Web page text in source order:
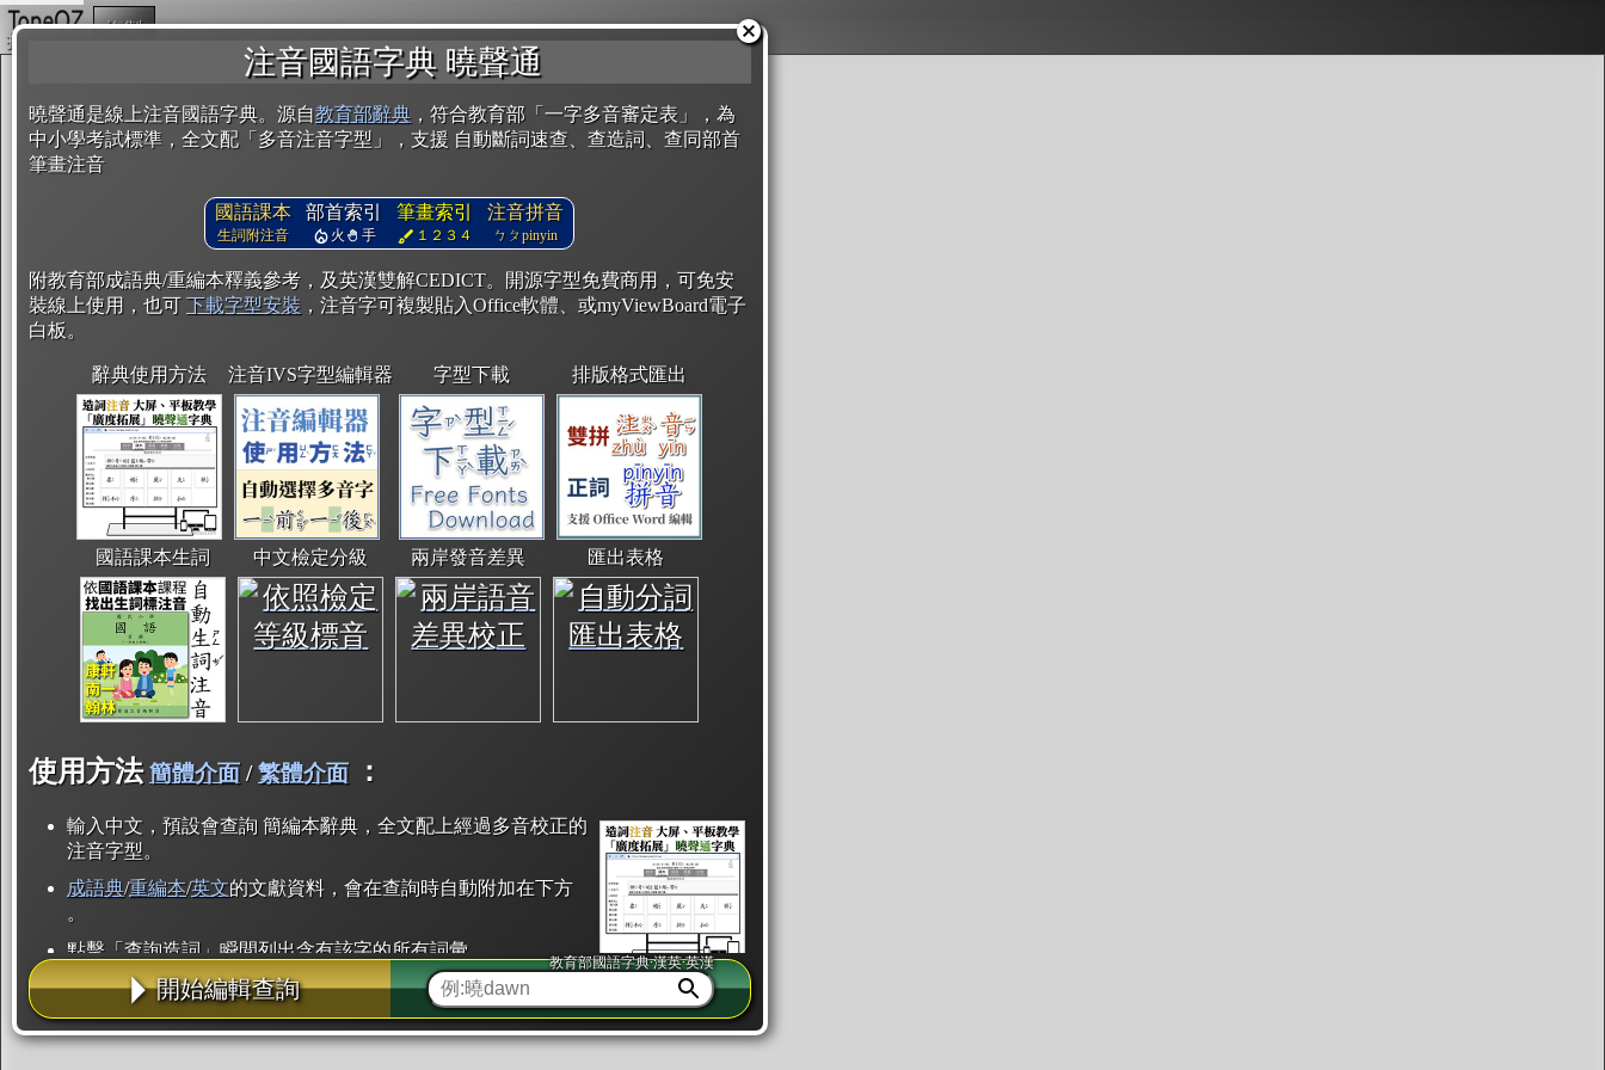
注音國語字典 曉聲通
曉聲通是線上注音國語字典。源自教育部辭典 ，符合教育部「一字多音審定表」，為
中小學考試標準，全文配「多音注音字型」，支援 自動斷詞速查、查造詞、查同部首
筆畫注音
國語課本
生詞附注音
部首索引
火 手
筆畫索引
１２３４
注音拼音
ㄅㄆpinyin
附教育部成語典/重編本釋義參考，及英漢雙解CEDICT。開源字型免費商用，可免安
裝線上使用，也可 下載字型安裝 ，注音字可複製貼入Office軟體、或myViewBoard電子
白板。
辭典使用方法 注音IVS字型編輯器 字型下載 排版格式匯出
國語課本生詞 中文檢定分級 兩岸發音差異 匯出表格
使用方法 簡體介面/繁體介面 ：
輸入中文，預設會查詢 簡編本辭典，全文配上經過多音校正的
注音字型。
成語典/重編本/英文的文獻資料，會在查詢時自動附加在下方
。
點擊「查詢造詞」瞬間列出含有該字的所有詞彙。
點「部首」瞬間列出所有「同部首字」。也支援查詢「同注音」或「同筆畫」。
辭典解釋的全文都經過自動斷詞，點擊便可瞬間「連續查詢」此字詞的解釋，不
用手動重複輸入。
開始編輯查詢
教育部國語字典·漢英·英漢
複製